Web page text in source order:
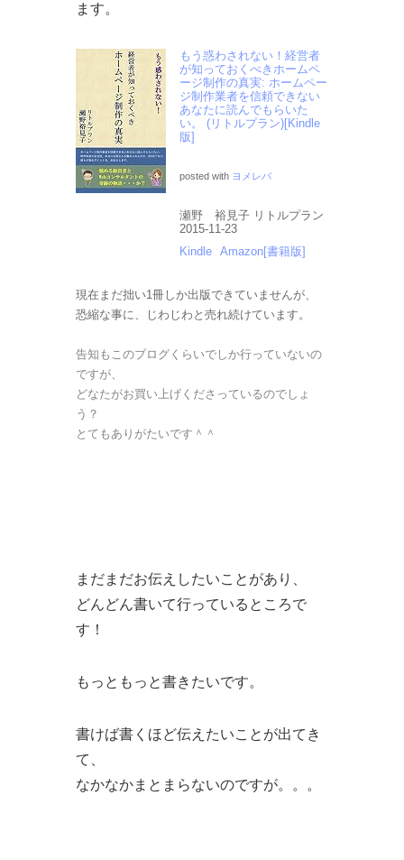
ます。
もう惑わされない！経営者
が知っておくべきホームペ
ージ制作の真実: ホームペー
ジ制作業者を信頼できない
あなたに読んでもらいた
い。 (リトルプラン)[Kindle
版]
posted with ヨメレバ
瀬野 裕見子 リトルプラン
2015-11-23
Kindle Amazon[書籍版]
現在まだ拙い1冊しか出版できていませんが、
恐縮な事に、じわじわと売れ続けています。
告知もこのブログくらいでしか行っていないの
ですが、
どなたがお買い上げくださっているのでしょ
う？
とてもありがたいです＾＾
まだまだお伝えしたいことがあり、
どんどん書いて行っているところで
す！
もっともっと書きたいです。
書けば書くほど伝えたいことが出てき
て、
なかなかまとまらないのですが。。。